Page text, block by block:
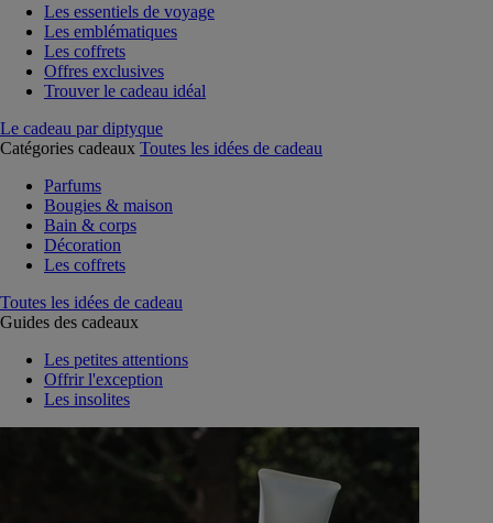
Les essentiels de voyage
Les emblématiques
Les coffrets
Offres exclusives
Trouver le cadeau idéal
Le cadeau par diptyque
Catégories cadeaux Toutes les idées de cadeau
Parfums
Bougies & maison
Bain & corps
Décoration
Les coffrets
Toutes les idées de cadeau
Guides des cadeaux
Les petites attentions
Offrir l'exception
Les insolites